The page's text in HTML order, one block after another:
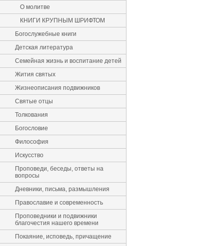
О молитве
КНИГИ КРУПНЫМ ШРИФТОМ
Богослужебные книги
Детская литература
Семейная жизнь и воспитание детей
Жития святых
Жизнеописания подвижников
Святые отцы
Толкования
Богословие
Философия
Искусство
Проповеди, беседы, ответы на
вопросы
Дневники, письма, размышления
Православие и современность
Проповедники и подвижники
благочестия нашего времени
Покаяние, исповедь, причащение